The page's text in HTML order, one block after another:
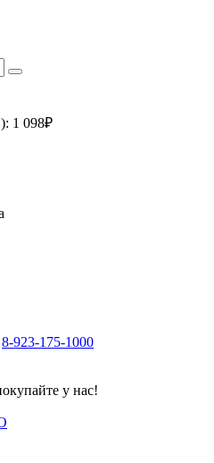
1 098₽
8-923-175-1000
у нас!